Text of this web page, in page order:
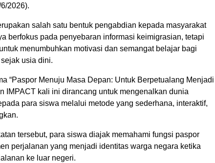
2026).
salah satu bentuk pengabdian kepada masyarakat
berfokus pada penyebaran informasi keimigrasian, tetapi
menumbuhkan motivasi dan semangat belajar bagi
usia dini.
“Paspor Menuju Masa Depan: Untuk Berpetualang Menjadi
IMPACT kali ini dirancang untuk mengenalkan dunia
para siswa melalui metode yang sederhana, interaktif,
tersebut, para siswa diajak memahami fungsi paspor
perjalanan yang menjadi identitas warga negara ketika
ke luar negeri.